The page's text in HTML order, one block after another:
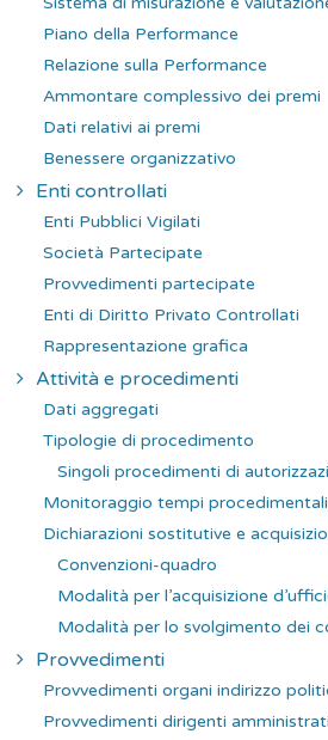
Piano della Performance
Relazione sulla Performance
Ammontare complessivo dei premi
Dati relativi ai premi
Benessere organizzativo
Enti controllati
Enti Pubblici Vigilati
Società Partecipate
Provvedimenti partecipate
Enti di Diritto Privato Controllati
Rappresentazione grafica
Attività e procedimenti
Dati aggregati
Tipologie di procedimento
Singoli procedimenti di
Monitoraggio tempi procedimentali
Dichiarazioni sostitutive e
Convenzioni-quadro
Modalità per l’acquisizione
Modalità per lo svolgimento dei
Provvedimenti
Provvedimenti organi indirizzo
Provvedimenti dirigenti